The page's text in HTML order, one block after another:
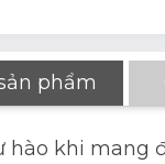
cách sản phẩm
hào khi mang